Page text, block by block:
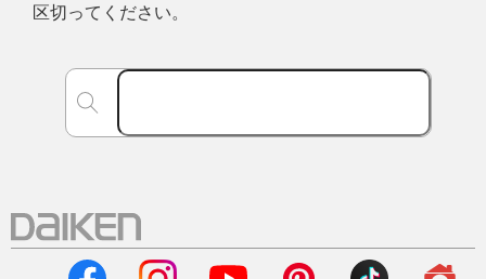
区切ってください。